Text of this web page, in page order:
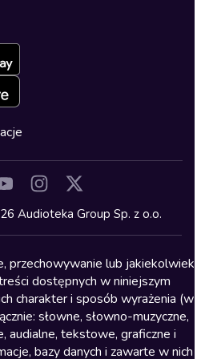
nielegalnych treści
Audioteka Group Sp. z o.o.
przechowywanie lub jakiekolwiek
dostępnych w niniejszym
charakter i sposób wyrażenia (w
słowne, słowno-muzyczne,
audialne, tekstowe, graficzne i
bazy danych i zawarte w nich